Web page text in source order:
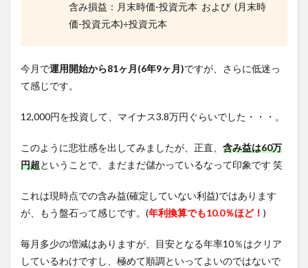
含み損益：月末時価-投資元本 および (月末時
価-投資元本)÷投資元本
今月で運用開始から81ヶ月(6年9ヶ月)ですが、さらに低迷っ
て感じです。
12,000円を投資して、マイナス3.8万円ぐらいでした・・・。
このように悲壮感を出してみましたが、正直、 含み益は60万
円超ということで、まだまだ儲かっているなって印象です 笑
これは現時点での含み益(確定していない利益)ではあります
が、もう盤石って感じです。(年利換算でも10.0％ほど！ )
毎月多少の増減はありますが、目安となる年率10％はクリア
しているわけですし、極めて順調といってよいのではないで